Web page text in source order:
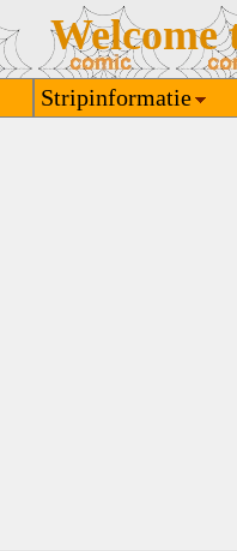
Welcome
Stripinformatie